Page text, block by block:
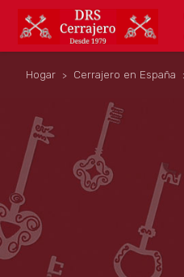
Hogar Cerrajero en España